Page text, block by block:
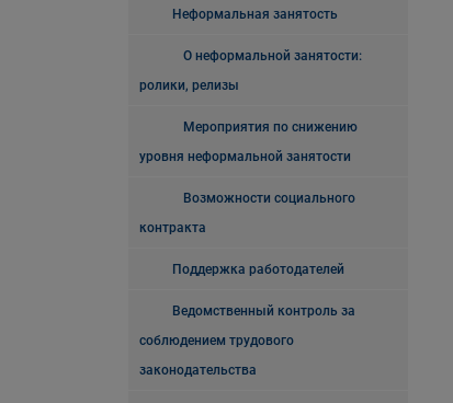
Неформальная занятость
О неформальной занятости:
ролики, релизы
Мероприятия по снижению
уровня неформальной занятости
Возможности социального
контракта
Поддержка работодателей
Ведомственный контроль за
соблюдением трудового
законодательства